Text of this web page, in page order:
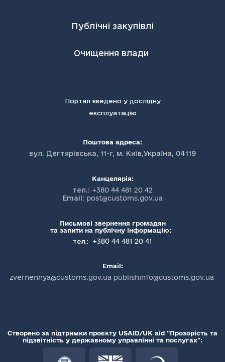
Публічні закупівлі
Очищення влади
Портал введено у дослідну
експлуатацію
Поштова адреса:
вул. Дегтярівська, 11-г, м. Київ,Україна, 04119
Канцелярія:
тел.: +380 44 481 20 42
Email: post@customs.gov.ua
Письмові звернення громадян
та запити на публічну інформацію:
тел.:
+380 44 481 20 41
Email:
zvernennya@customs.gov.ua publishinfo@customs.gov.ua
Створено за підтримки проєкту USAID/UK aid "Прозорість та
підзвітність у державному управлінні та послугах":